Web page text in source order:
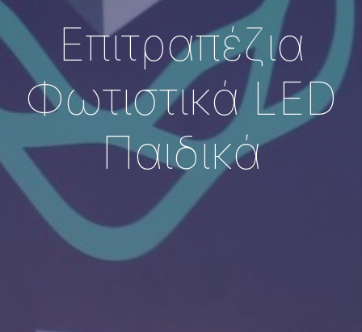
Επιτραπέζια
Φωτιστικά LED
Παιδικά